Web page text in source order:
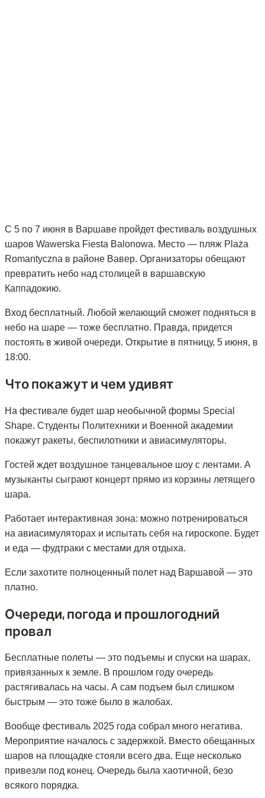
С 5 по 7 июня в Варшаве пройдет фестиваль воздушных
шаров Wawerska Fiesta Balonowa. Место — пляж Plaża
Romantyczna в районе Вавер. Организаторы обещают
превратить небо над столицей в варшавскую
Каппадокию.
Вход бесплатный. Любой желающий сможет подняться в
небо на шаре — тоже бесплатно. Правда, придется
постоять в живой очереди. Открытие в пятницу, 5 июня, в
18:00.
Что покажут и чем удивят
На фестивале будет шар необычной формы Special
Shape. Студенты Политехники и Военной академии
покажут ракеты, беспилотники и авиасимуляторы.
Гостей ждет воздушное танцевальное шоу с лентами. А
музыканты сыграют концерт прямо из корзины летящего
шара.
Работает интерактивная зона: можно потренироваться
на авиасимуляторах и испытать себя на гироскопе. Будет
и еда — фудтраки с местами для отдыха.
Если захотите полноценный полет над Варшавой — это
платно.
Очереди, погода и прошлогодний
провал
Бесплатные полеты — это подъемы и спуски на шарах,
привязанных к земле. В прошлом году очередь
растягивалась на часы. А сам подъем был слишком
быстрым — это тоже было в жалобах.
Вообще фестиваль 2025 года собрал много негатива.
Мероприятие началось с задержкой. Вместо обещанных
шаров на площадке стояли всего два. Еще несколько
привезли под конец. Очередь была хаотичной, безо
всякого порядка.